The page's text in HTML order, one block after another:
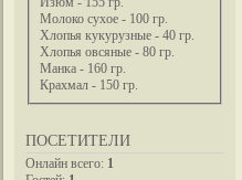
Молоко сухое - 100 гр.
Хлопья кукурузные - 40 гр.
Хлопья овсяные - 80 гр.
Манка - 160 гр.
Крахмал - 150 гр.
ПОСЕТИТЕЛИ
Онлайн всего: 1